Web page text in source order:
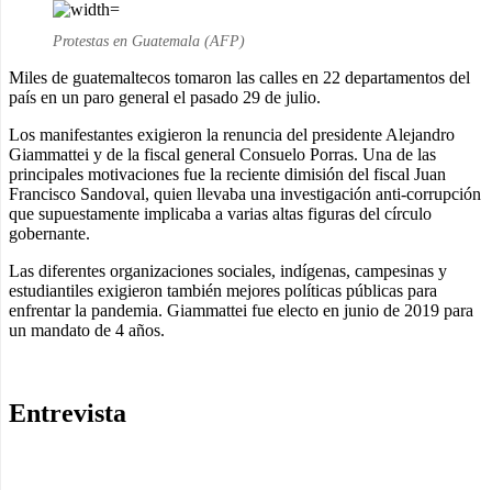
Protestas en Guatemala (AFP)
Miles de guatemaltecos tomaron las calles en 22 departamentos del
país en un paro general el pasado 29 de julio.
Los manifestantes exigieron la renuncia del presidente Alejandro
Giammattei y de la fiscal general Consuelo Porras. Una de las
principales motivaciones fue la reciente dimisión del fiscal Juan
Francisco Sandoval, quien llevaba una investigación anti-corrupción
que supuestamente implicaba a varias altas figuras del círculo
gobernante.
Las diferentes organizaciones sociales, indígenas, campesinas y
estudiantiles exigieron también mejores políticas públicas para
enfrentar la pandemia. Giammattei fue electo en junio de 2019 para
un mandato de 4 años.
Entrevista